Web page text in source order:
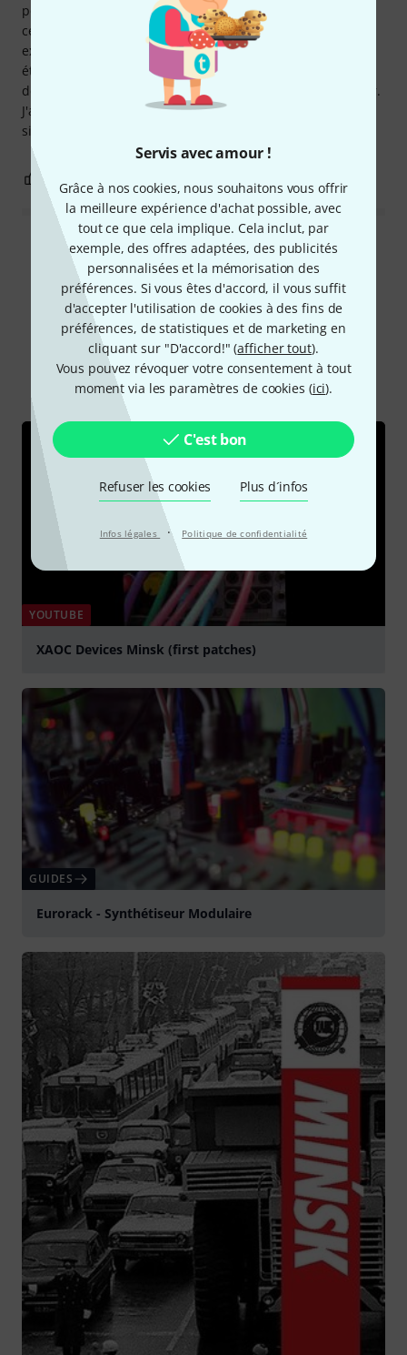
Servis avec amour !
Grâce à nos cookies, nous souhaitons vous offrir
la meilleure expérience d'achat possible, avec
tout ce que cela implique. Cela inclut, par
exemple, des offres adaptées, des publicités
personnalisées et la mémorisation des
préférences. Si vous êtes d'accord, il vous suffit
d'accepter l'utilisation de cookies à des fins de
préférences, de statistiques et de marketing en
cliquant sur "D'accord!" (afficher tout).
Vous pouvez révoquer votre consentement à tout
moment via les paramètres de cookies (ici).
C'est bon
Refuser les cookies Plus d´infos
Infos légales · Politique de confidentialité
possibilité de traiter séparément les signaux latéraux et
centraux et de les réintégrer au mixage, correspond
exactement à ce que je recherchais. Je lui attribue quatre
étoiles pour l'ergonomie et la qualité de fabrication, car les
deux mini-commutateurs sont un peu délicats à manipuler.
J'aurais apprécié une LED indiquant une saturation du
signal d'entrée ou de retour, mais c'est vraiment un détail.
Lire toutes les évaluations
Le saviez-vous?
Tout Vidéos Guides Téléchargements
YOUTUBE
XAOC Devices Minsk (first patches)
GUIDES
Eurorack - Synthétiseur Modulaire